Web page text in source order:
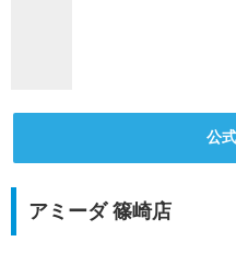
公
アミーダ 篠崎店